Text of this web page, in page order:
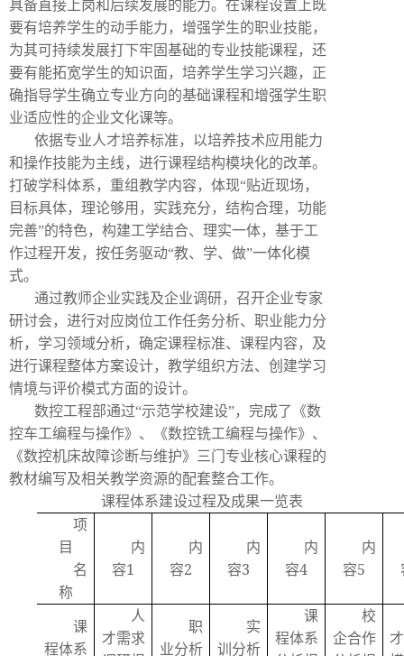
具备直接上岗和后续发展的能力。在课程设置上既
要有培养学生的动手能力，增强学生的职业技能，
为其可持续发展打下牢固基础的专业技能课程，还
要有能拓宽学生的知识面，培养学生学习兴趣，正
确指导学生确立专业方向的基础课程和增强学生职
业适应性的企业文化课等。
依据专业人才培养标准，以培养技术应用能力
和操作技能为主线，进行课程结构模块化的改革。
打破学科体系，重组教学内容，体现“贴近现场，
目标具体，理论够用，实践充分，结构合理，功能
完善”的特色，构建工学结合、理实一体，基于工
作过程开发，按任务驱动“教、学、做”一体化模
式。
通过教师企业实践及企业调研，召开企业专家
研讨会，进行对应岗位工作任务分析、职业能力分
析，学习领域分析，确定课程标准、课程内容，及
进行课程整体方案设计，教学组织方法、创建学习
情境与评价模式方面的设计。
数控工程部通过“示范学校建设”，完成了《数
控车工编程与操作》、《数控铣工编程与操作》、
《数控机床故障诊断与维护》三门专业核心课程的
教材编写及相关教学资源的配套整合工作。
课程体系建设过程及成果一览表
项
目
名
称
内
容1
内
容2
内
容3
内
容4
内
容5
课
程体系
人
才需求
职
业分析
实
训分析
课
程体系
校
企合作